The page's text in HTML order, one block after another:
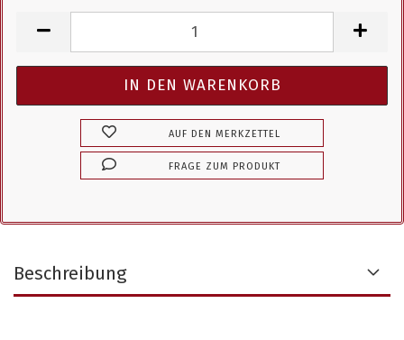
AUF DEN MERKZETTEL
FRAGE ZUM PRODUKT
Beschreibung